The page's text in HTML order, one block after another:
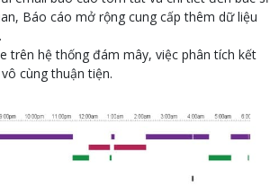
Báo cáo mở rộng cung cấp thêm dữ liệu
trên hệ thống đám mây, việc phân tích kết
cùng thuận tiện.